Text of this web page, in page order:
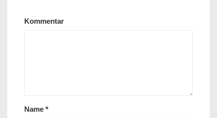
Kommentar
Name *